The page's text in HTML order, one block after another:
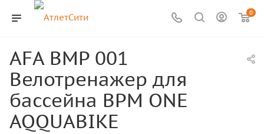
0
AFA BMP 001
Велотренажер для
бассейна BPM ONE
AQQUABIKE